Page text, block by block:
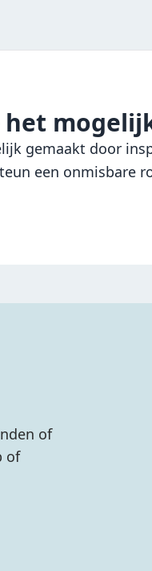
het
gemaakt door
een onmisbare
of
of